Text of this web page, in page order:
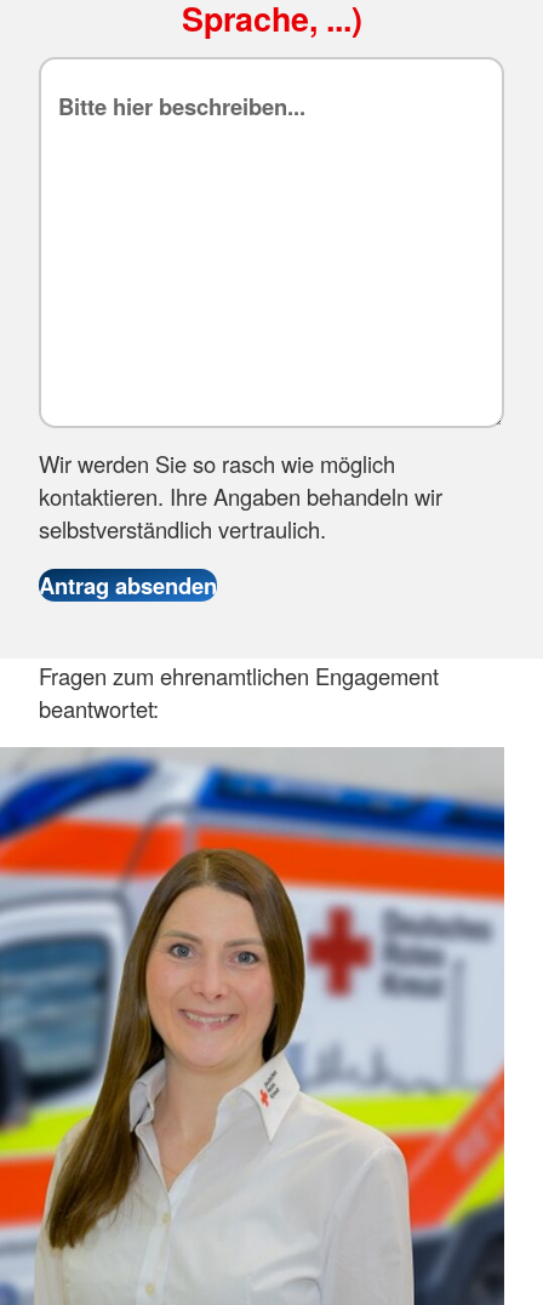
Sprache, ...)
Wir werden Sie so rasch wie möglich
kontaktieren. Ihre Angaben behandeln wir
selbstverständlich vertraulich.
Fragen zum ehrenamtlichen Engagement
beantwortet: